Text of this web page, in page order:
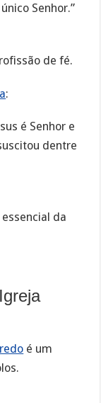
Senhor.”
de fé.
:
é Senhor e
dentre
da
é um